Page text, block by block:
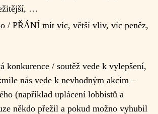
…
/ PŘÁNÍ mít víc, větší vliv, víc peněz,
konkurence / soutěž vede k vylepšení,
nás vede k nevhodným akcím –
(například uplácení lobbistů a
někdo přežil a pokud možno vyhubil